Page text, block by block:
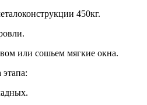
450кг.
или сошьем мягкие окна.